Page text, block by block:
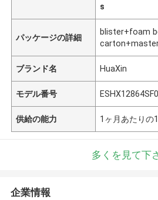
s
パッケージの詳細
blister+foam
ブランド名 HuaXin
モデル番号
供給の能力 1ヶ月あたりの
多くを見て下
企業情報